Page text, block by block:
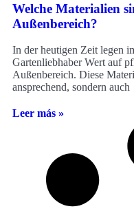
Welche Materialien
Außenbereich?
In der heutigen Zeit legen
Gartenliebhaber Wert auf
Außenbereich. Diese
ansprechend, sondern auch
Leer más »